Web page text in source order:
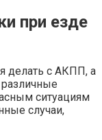
при езде
делать с АКПП, а
ситуациям
случаи,